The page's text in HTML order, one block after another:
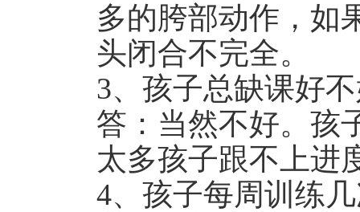
多的胯部动作，如
头闭合不完全。
3、孩子总缺课好
答：当然不好。孩
太多孩子跟不上进
4、孩子每周训练